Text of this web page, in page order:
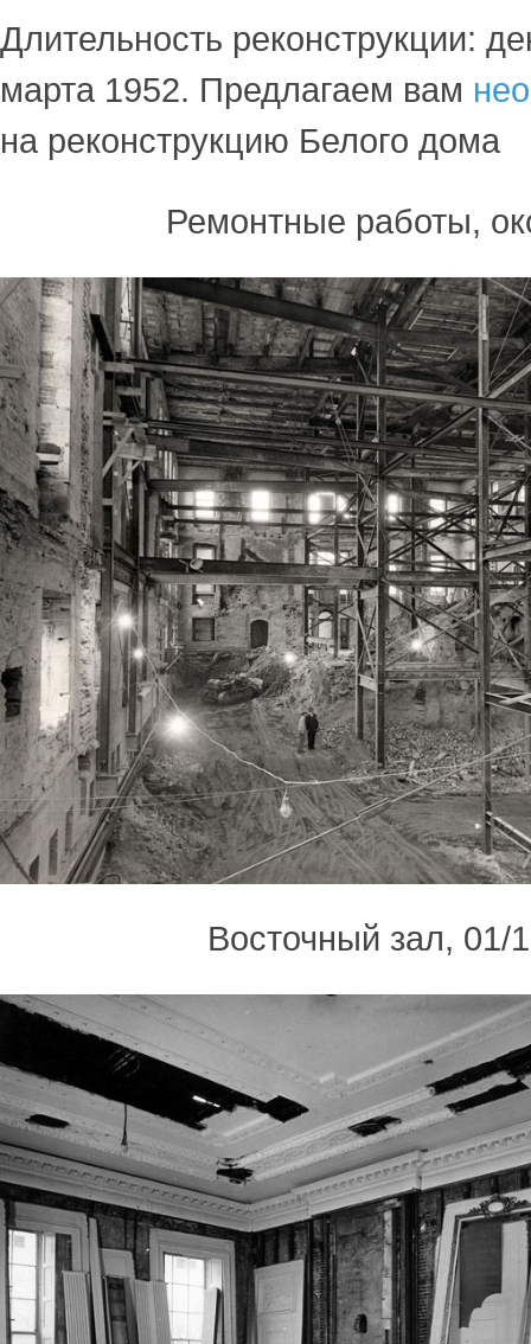
Длительность реконструкции:
марта 1952. Предлагаем вам
на реконструкцию Белого дома
Ремонтные работы,
Восточный зал, 01/